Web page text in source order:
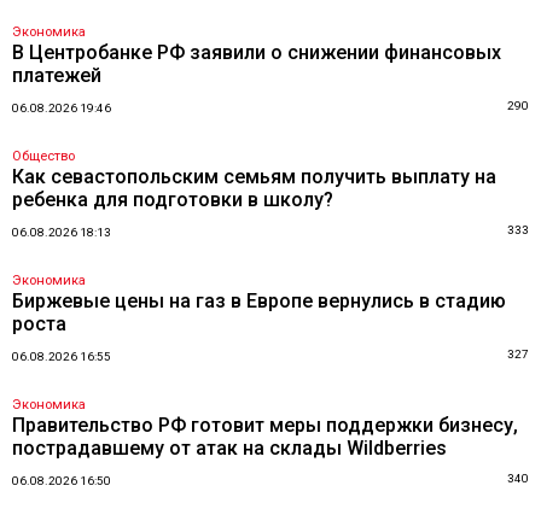
Экономика
В Центробанке РФ заявили о снижении финансовых
платежей
06.08.2026 19:46 290
Общество
Как севастопольским семьям получить выплату на
ребенка для подготовки в школу?
06.08.2026 18:13 333
Экономика
Биржевые цены на газ в Европе вернулись в стадию
роста
06.08.2026 16:55 327
Экономика
Правительство РФ готовит меры поддержки бизнесу,
пострадавшему от атак на склады Wildberries
06.08.2026 16:50 340